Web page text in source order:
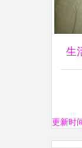
生
更新时